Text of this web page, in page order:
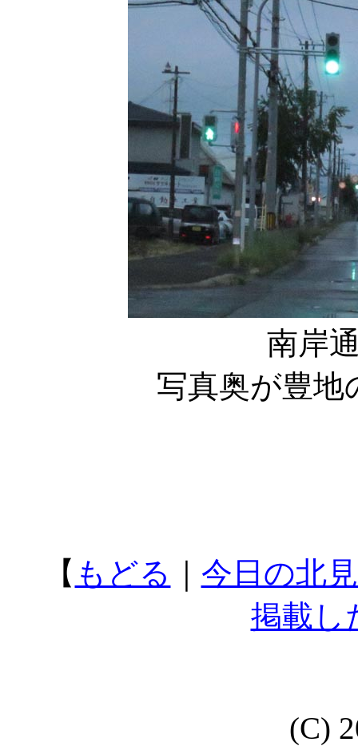
南岸
写真奥が豊地
【 もどる
今日の北
掲載し
(C)